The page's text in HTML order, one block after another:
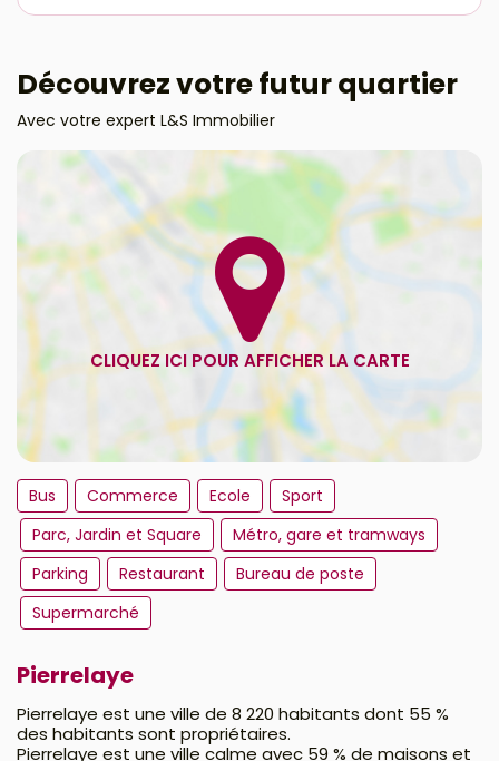
Découvrez votre futur quartier
Avec votre expert L&S Immobilier
Bus Commerce Ecole
Sport
Parc, Jardin et Square
Métro, gare et tramways
Parking
Restaurant
Bureau de poste
Supermarché
Pierrelaye
Pierrelaye est une ville de 8 220 habitants dont 55 %
des habitants sont propriétaires.
Pierrelaye est une ville calme avec 59 % de maisons et